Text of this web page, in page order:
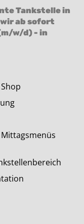
Tankstelle in
ab sofort
w/d) - in